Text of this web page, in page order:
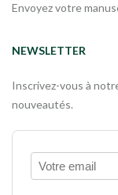
Envoyez votre
NEWSLETTER
Inscrivez-vous à
nouveautés.